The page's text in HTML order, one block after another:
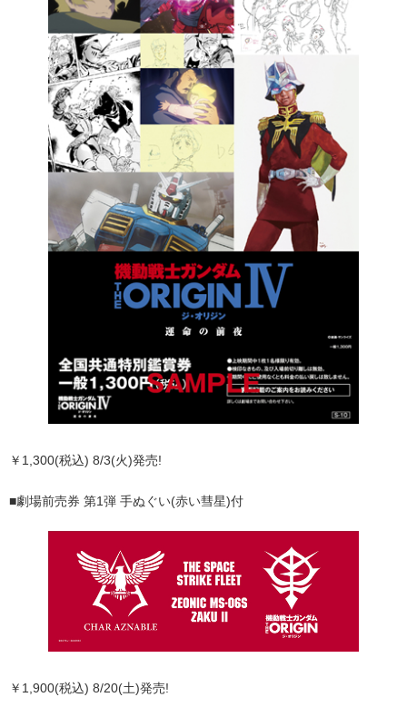
￥1,300(税込) 8/3(火)発売!
■劇場前売券 第1弾 手ぬぐい(赤い彗星)付
￥1,900(税込) 8/20(土)発売!